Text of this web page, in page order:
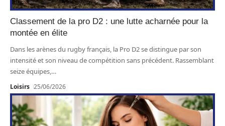
Classement de la pro D2 : une lutte acharnée pour la
montée en élite
Dans les arènes du rugby français, la Pro D2 se distingue par son
intensité et son niveau de compétition sans précédent. Rassemblant
seize équipes,…
Loisirs 25/06/2026